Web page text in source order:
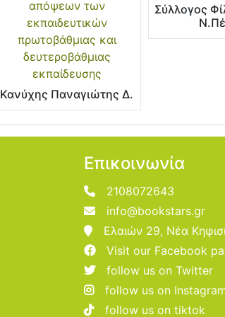
απόψεων των
εκπαιδευτικών
πρωτοβάθμιας και
δευτεροβάθμιας
εκπαίδευσης
Κανύχης Παναγιώτης Δ.
Σύλλογος
Επικοινωνία
2108072643
info@bookstars.gr
Ελαιών 29, Νέα
Visit our Facebook
follow us on Twitter
follow us on
follow us on tiktok